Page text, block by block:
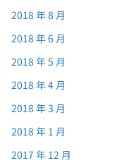
2018 年 8 月
2018 年 6 月
2018 年 5 月
2018 年 4 月
2018 年 3 月
2018 年 1 月
2017 年 12 月